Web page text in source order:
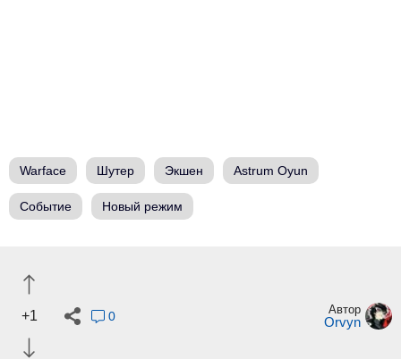
Warface Шутер Экшен Astrum Oyun
Событие Новый режим
+1 0 Автор
Orvyn